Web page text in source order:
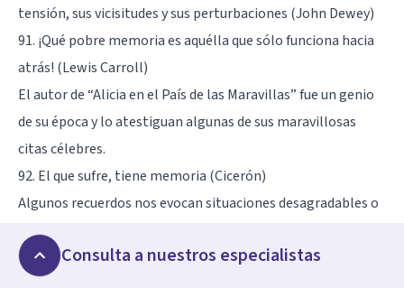
tensión, sus vicisitudes y sus perturbaciones (John Dewey)
91. ¡Qué pobre memoria es aquélla que sólo funciona hacia
atrás! (Lewis Carroll)
El autor de “Alicia en el País de las Maravillas” fue un genio
de su época y lo atestiguan algunas de sus maravillosas
citas célebres.
92. El que sufre, tiene memoria (Cicerón)
Algunos recuerdos nos evocan situaciones desagradables o
tristes.
93. La retentiva es el sello de la capacidad (Baltasar
Consulta a nuestros especialistas